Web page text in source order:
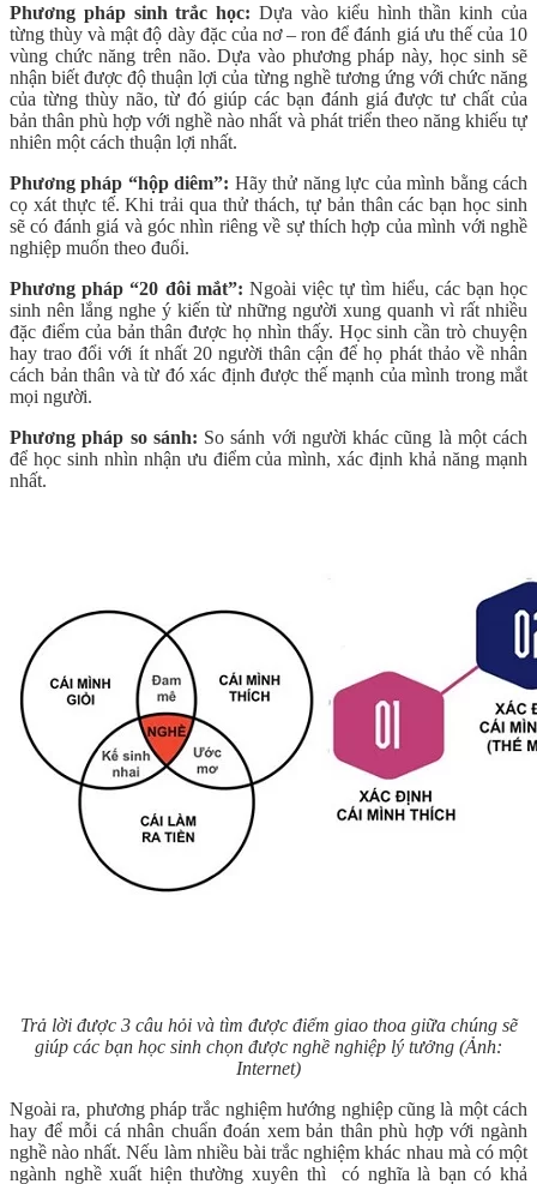
Phương pháp sinh trắc học: Dựa vào kiểu hình thần kinh của
từng thùy và mật độ dày đặc của nơ – ron để đánh giá ưu thế của 10
vùng chức năng trên não. Dựa vào phương pháp này, học sinh sẽ
nhận biết được độ thuận lợi của từng nghề tương ứng với chức năng
của từng thùy não, từ đó giúp các bạn đánh giá được tư chất của
bản thân phù hợp với nghề nào nhất và phát triển theo năng khiếu tự
nhiên một cách thuận lợi nhất.
Phương pháp “hộp diêm”: Hãy thử năng lực của mình bằng cách
cọ xát thực tế. Khi trải qua thử thách, tự bản thân các bạn học sinh
sẽ có đánh giá và góc nhìn riêng về sự thích hợp của mình với nghề
nghiệp muốn theo đuổi.
Phương pháp “20 đôi mắt”: Ngoài việc tự tìm hiểu, các bạn học
sinh nên lắng nghe ý kiến từ những người xung quanh vì rất nhiều
đặc điểm của bản thân được họ nhìn thấy. Học sinh cần trò chuyện
hay trao đổi với ít nhất 20 người thân cận để họ phát thảo về nhân
cách bản thân và từ đó xác định được thế mạnh của mình trong mắt
mọi người.
Phương pháp so sánh: So sánh với người khác cũng là một cách
để học sinh nhìn nhận ưu điểm của mình, xác định khả năng mạnh
nhất.
Trả lời được 3 câu hỏi và tìm được điểm giao thoa giữa chúng sẽ
giúp các bạn học sinh chọn được nghề nghiệp lý tưởng (Ảnh:
Internet)
Ngoài ra, phương pháp trắc nghiệm hướng nghiệp cũng là một cách
hay để mỗi cá nhân chuẩn đoán xem bản thân phù hợp với ngành
nghề nào nhất. Nếu làm nhiều bài trắc nghiệm khác nhau mà có một
ngành nghề xuất hiện thường xuyên thì có nghĩa là bạn có khả